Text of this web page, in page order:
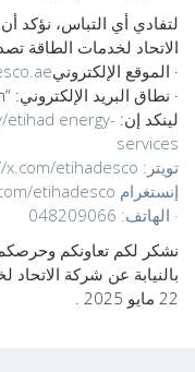
لتفادي أي التباس، نؤكد
الاتحاد لخدمات الطاقة
· الموقع الإلكتروني
· نطاق البريد الإلكتروني: “etihadesco.com” ·
لينكد إن: etihad energy
services
تويتر: etihadesco
إنستغرام etihadesco
· الهاتف: 048209066
نشكر لكم تعاونكم
بالنيابة عن شركة الاتحاد
22 مايو 2025 .